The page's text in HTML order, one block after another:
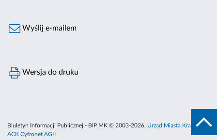
Wyślij e-mailem
Wersja do druku
Biuletyn Informacji Publicznej - BIP MK © 2003-2026, Urząd Miasta Krakowa
ACK Cyfronet AGH